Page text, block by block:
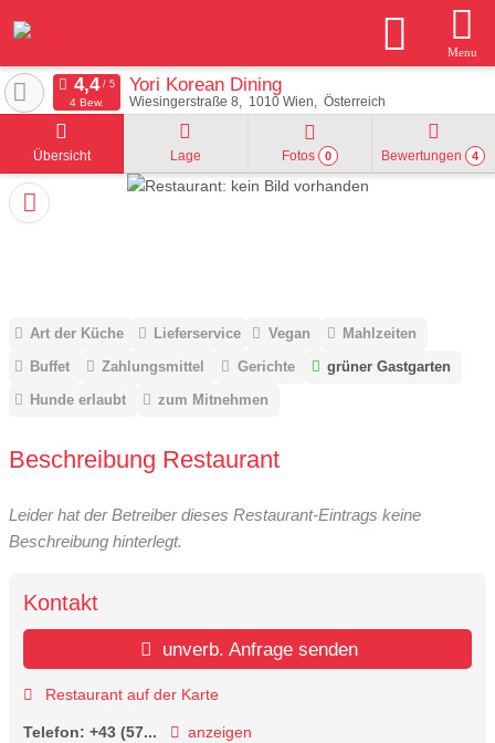
Menu
Yori Korean Dining
Wiesingerstraße 8 1010 Wien Österreich
4 Bew.
Übersicht Lage Fotos 0 Bewertungen 4
Art der Küche Lieferservice Vegan
Mahlzeiten
Buffet
Zahlungsmittel Gerichte
grüner Gastgarten
Hunde erlaubt
zum Mitnehmen
Beschreibung Restaurant
Leider hat der Betreiber dieses Restaurant-Eintrags keine
Beschreibung hinterlegt.
Kontakt
unverb. Anfrage senden
Restaurant auf der Karte
Telefon: +43 (57... anzeigen